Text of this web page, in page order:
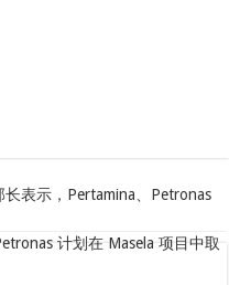
长表示，Pertamina、Petronas